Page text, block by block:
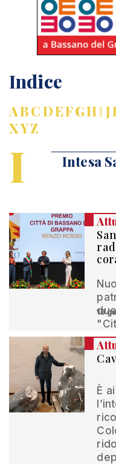
Indice
ABCDEFGHIJ
XYZ
I Intesa
18
È